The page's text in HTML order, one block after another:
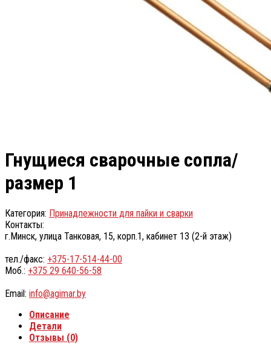
Гнущиеся сварочные сопла/
размер 1
Категория: Принадлежности для пайки и сварки
Контакты:
г.Минск, улица Танковая, 15, корп.1, кабинет 13 (2-й этаж)
тел./факс: +375-17-514-44-00
Моб.: +375 29 640-56-58
Email: info@agimar.by
Описание
Детали
Отзывы (0)